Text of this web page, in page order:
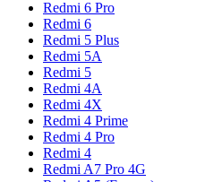
Redmi 6 Pro
Redmi 6
Redmi 5 Plus
Redmi 5A
Redmi 5
Redmi 4A
Redmi 4X
Redmi 4 Prime
Redmi 4 Pro
Redmi 4
Redmi A7 Pro 4G